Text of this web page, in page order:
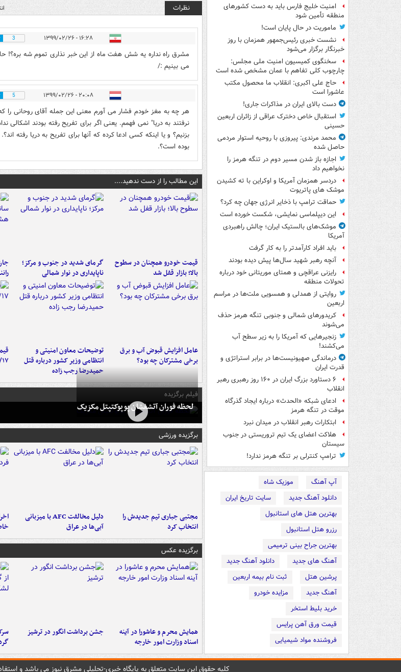
امنیت خلیج فارس باید به دست کشورهای
منطقه تأمین شود
ماموریت در حال پایان است!
نشست خبری رئیس‌جمهور همزمان با روز
خبرنگار برگزار می‌شود
سخنگوی کمیسیون امنیت ملی مجلس:
چارچوب کلی تفاهم با عمان مشخص شده است
حاج علی اکبری: انقلاب ما محصول مکتب
عاشورا است
دست بالای ایران در مذاکرات جاری!
استقبال خاص دخترک عراقی از زائران اربعین
حسینی
محمد مرندی: پیروزی با روحیه استوار مردمی
حاصل شده
اجازه باز شدن مسیر دوم در تنگه هرمز را
نخواهیم داد
دردسر همزمان آمریکا و اوکراین با ته کشیدن
موشک های پاتریوت
حماقت ترامپ با ذخایر انرژی جهان چه کرد؟
این دیپلماسی نمایشی، شکست خورده است
موشک‌های بالستیک ایران؛ چالش راهبردی
آمریکا
باید افراد کارآمدتر را به کار گرفت
آنچه رهبر شهید سال‌ها پیش دیده بودند
رایزنی عراقچی و همتای موریتانی خود درباره
تحولات منطقه
روایتی از همدلی و همسویی ملت‌ها در مراسم
اربعین
کریدورهای شمالی و جنوبی تنگه هرمز حذف
می‌شوند
زنجیرهایی که آمریکا را به زیر سطح آب
می‌کشند!
درماندگی صهیونیست‌ها در برابر استراتژی و
قدرت ایران
۶ دستاورد بزرگ ایران در ۱۶۰ روز رهبری رهبر
انقلاب
ادعای شبکه «الحدث» درباره ایجاد گذرگاه
موقت در تنگه هرمز
ابتکارات رهبر انقلاب در میدان نبرد
هلاکت اعضای یک تیم تروریستی در جنوب
سیستان
ترامپ کنترلی بر تنگه هرمز ندارد!
آپ آهنگ
موزیک شاه
دانلود آهنگ جدید
سایت تاریخ ایران
بهترین هتل های استانبول
رزرو هتل استانبول
بهترین جراح بینی ترمیمی
آهنگ های جدید
دانلود آهنگ جدید
پرشین هتل
ثبت نام بیمه اربعین
آهنگ جدید
مزایده خودرو
خرید بلیط استخر
قیمت ورق آهن پرایس
فروشنده مواد شیمیایی
نظرات
۱۶:۲۸ - ۱۳۹۹/۰۲/۲۶ 3
مشرق راه نداره یه شش هفت ماه از این خبر نذاری تموم شه
می بینیم :/
۲۰:۰۸ - ۱۳۹۹/۰۲/۲۶ 5
هر چه به مغز خودم فشار می آورم معنی این جمله آقای روحانی را
نرفتند به دریا" نمی فهمم. یعنی اگر برای تفریح رفته بودند اشکالی
بزنیم؟ و یا اینکه کسی ادعا کرده که آنها برای تفریح به دریا رفته
بوده است؟.
این مطالب را از دست ندهید....
قیمت خودرو همچنان در سطوح
بالا؛ بازار قفل شد
گرمای شدید در جنوب و مرکز؛
ناپایداری در نوار شمالی
عامل افزایش قبوض آب و برق
برخی مشترکان چه بود؟
توضیحات معاون امنیتی و
انتظامی وزیر کشور درباره قتل
حمیدرضا رجب زاده
فیلم برگزیده
لحظه فوران آتشفشان پوپوکتپتل مکزیک
برگزیده ورزشی
مجتبی جباری تیم جدیدش را
انتخاب کرد
دلیل مخالفت AFC با میزبانی
آبی‌ها در عراق
برگزیده عکس
همایش محرم و عاشورا در آینه
اسناد وزارت امور خارجه
جشن برداشت انگور در ترشیز
کليه حقوق اين سايت متعلق به پایگاه خبري-تحليلي مشرق نيوز می باشد و